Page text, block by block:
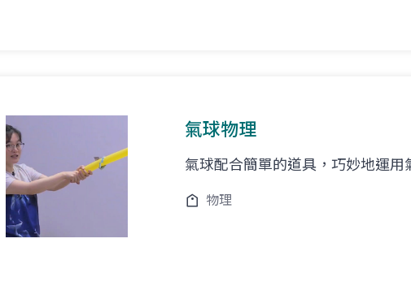
氣球物理
氣球配合簡單的道具，巧妙地運用
物理